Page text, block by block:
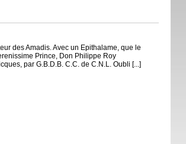
des Amadis. Avec un Epithalame, que le
Prince, Don Philippe Roy
par G.B.D.B. C.C. de C.N.L. Oubli [...]